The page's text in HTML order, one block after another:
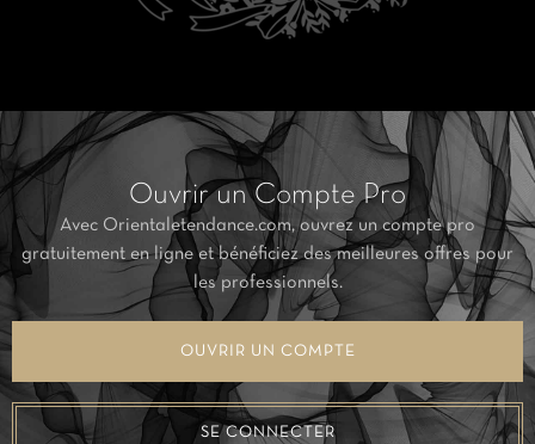
Ouvrir un Compte Pro
Avec Orientaletendance.com, ouvrez un compte pro
gratuitement en ligne et bénéficiez des meilleures offres pour
les professionnels.
OUVRIR UN COMPTE
SE CONNECTER